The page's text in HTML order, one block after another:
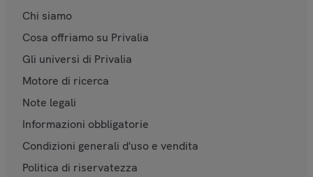
Chi siamo
Cosa offriamo su Privalia
Gli universi di Privalia
Motore di ricerca
Note legali
Informazioni obbligatorie
Condizioni generali d'uso e vendita
Politica di riservatezza